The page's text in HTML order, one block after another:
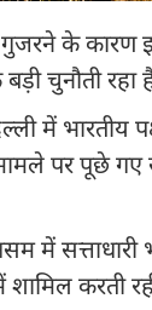
के कारण
चुनौती रहा
में
पर पूछे
में सत्ताधारी
करती